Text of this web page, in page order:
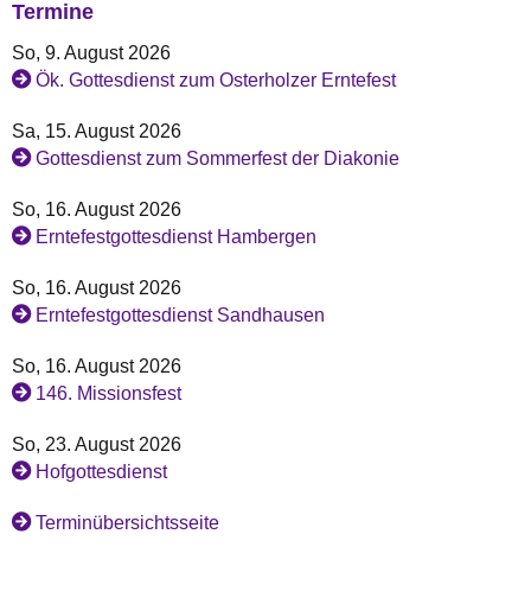
Termine
So, 9. August 2026
Ök. Gottesdienst zum Osterholzer Erntefest
Sa, 15. August 2026
Gottesdienst zum Sommerfest der Diakonie
So, 16. August 2026
Erntefestgottesdienst Hambergen
So, 16. August 2026
Erntefestgottesdienst Sandhausen
So, 16. August 2026
146. Missionsfest
So, 23. August 2026
Hofgottesdienst
Terminübersichtsseite